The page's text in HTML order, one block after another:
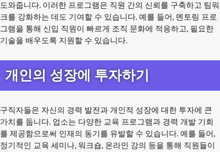
도와줍니다. 이러한 프로그램은 직원 간의 신뢰를 구축하고 팀워
크를 강화하는 데도 기여할 수 있습니다. 예를 들어, 멘토링 프로
그램을 통해 신입 직원이 빠르게 조직 문화에 적응하고, 필요한
기술을 배우도록 지원할 수 있습니다.
개인의 성장에 투자하기
구직자들은 자신의 경력 발전과 개인적 성장에 대한 투자에 큰
가치를 둡니다. 업소는 다양한 교육 프로그램과 경력 개발 기회
를 제공함으로써 인재의 동기를 유발할 수 있습니다. 예를 들어,
정기적인 교육 세미나, 워크숍, 온라인 강의 등을 통해 직원들이